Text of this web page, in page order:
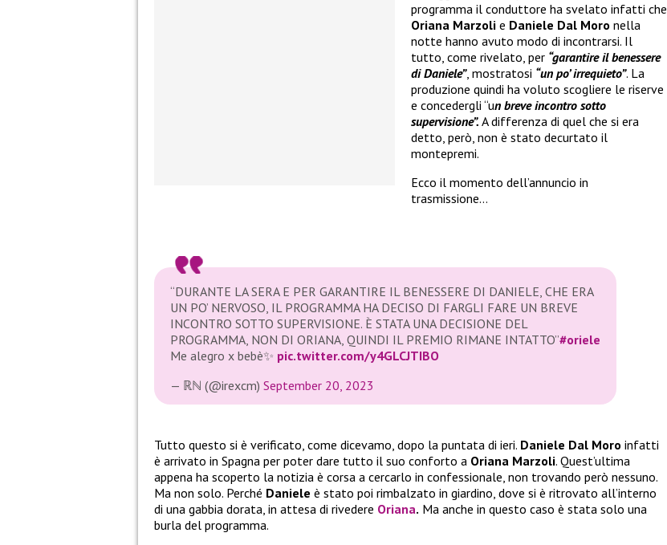
programma il conduttore ha svelato infatti che
Oriana Marzoli e Daniele Dal Moro nella
notte hanno avuto modo di incontrarsi. Il
tutto, come rivelato, per “garantire il benessere
di Daniele”, mostratosi “un po’ irrequieto”. La
produzione quindi ha voluto scogliere le riserve
e concedergli “un breve incontro sotto
supervisione”. A differenza di quel che si era
detto, però, non è stato decurtato il
montepremi.
Ecco il momento dell’annuncio in
trasmissione…
“DURANTE LA SERA E PER GARANTIRE IL BENESSERE DI DANIELE, CHE ERA
UN PO’ NERVOSO, IL PROGRAMMA HA DECISO DI FARGLI FARE UN BREVE
INCONTRO SOTTO SUPERVISIONE. È STATA UNA DECISIONE DEL
PROGRAMMA, NON DI ORIANA, QUINDI IL PREMIO RIMANE INTATTO”#oriele
Me alegro x bebè✨ pic.twitter.com/y4GLCJTIBO
— ℝℕ (@irexcm) September 20, 2023
Tutto questo si è verificato, come dicevamo, dopo la puntata di ieri. Daniele Dal Moro infatti
è arrivato in Spagna per poter dare tutto il suo conforto a Oriana Marzoli. Quest’ultima
appena ha scoperto la notizia è corsa a cercarlo in confessionale, non trovando però nessuno.
Ma non solo. Perché Daniele è stato poi rimbalzato in giardino, dove si è ritrovato all’interno
di una gabbia dorata, in attesa di rivedere Oriana. Ma anche in questo caso è stata solo una
burla del programma.